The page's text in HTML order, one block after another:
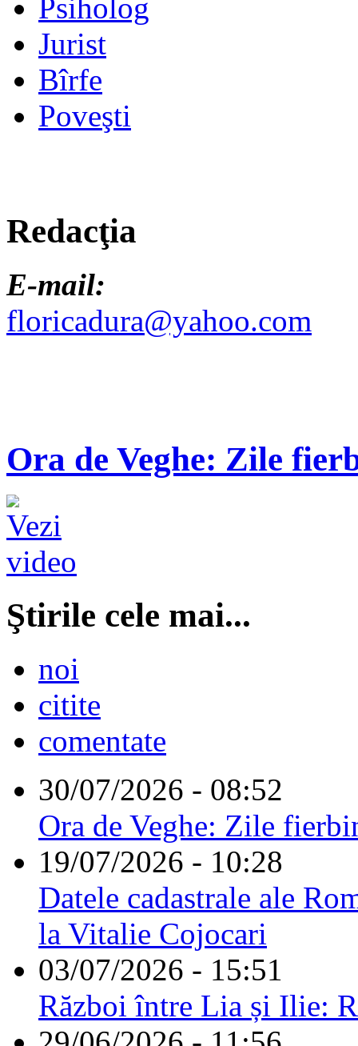
Psiholog
Jurist
Bîrfe
Poveşti
Redacţia
E-mail:
floricadura@yahoo.com
Ora de Veghe: Zile
Ştirile cele mai...
noi
citite
comentate
30/07/2026 - 08:52
Ora de Veghe: Zile
19/07/2026 - 10:28
Datele cadastrale ale
la Vitalie Cojocari
03/07/2026 - 15:51
Război între Lia și Ilie: